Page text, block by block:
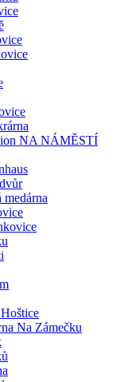
NA NÁMĚSTÍ
Na Zámečku